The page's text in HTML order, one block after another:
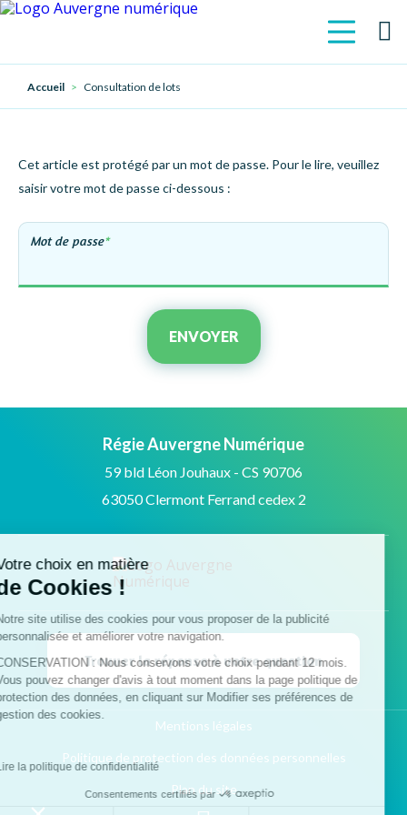
Accueil Consultation de lots
Cet article est protégé par un mot de passe. Pour le lire, veuillez
saisir votre mot de passe ci-dessous :
Mot de passe*
Régie Auvergne Numérique
59 bld Léon Jouhaux - CS 90706
63050 Clermont Ferrand cedex 2
Trouver la réponse à votre question
Mentions légales
Politique de protection des données personnelles
Plan du site
Votre choix en matière
de Cookies !
Notre site utilise des cookies pour vous proposer de la publicité
personnalisée et améliorer votre navigation.
CONSERVATION : Nous conservons votre choix pendant 12 mois.
Vous pouvez changer d'avis à tout moment dans la page politique de
protection des données, en cliquant sur Modifier ses préférences de
gestion des cookies.
Lire la politique de confidentialité
Consentements certifiés par